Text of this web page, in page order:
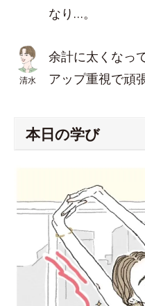
なり…。
清水
余計に太くなっ
アップ重視で頑
本日の学び